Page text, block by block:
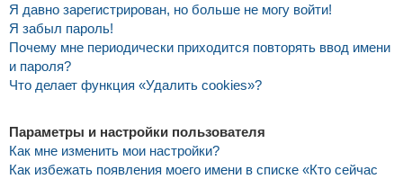
Я давно зарегистрирован, но больше не могу войти!
Я забыл пароль!
Почему мне периодически приходится повторять ввод имени
и пароля?
Что делает функция «Удалить cookies»?
Параметры и настройки пользователя
Как мне изменить мои настройки?
Как избежать появления моего имени в списке «Кто сейчас